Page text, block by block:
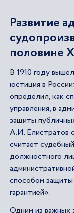
Развитие
половине
В 1910 году
юстиция в
определил, как
управления, в
защиты
А.И. Елистратов
считает
должностного
способом защиты
гарантией».